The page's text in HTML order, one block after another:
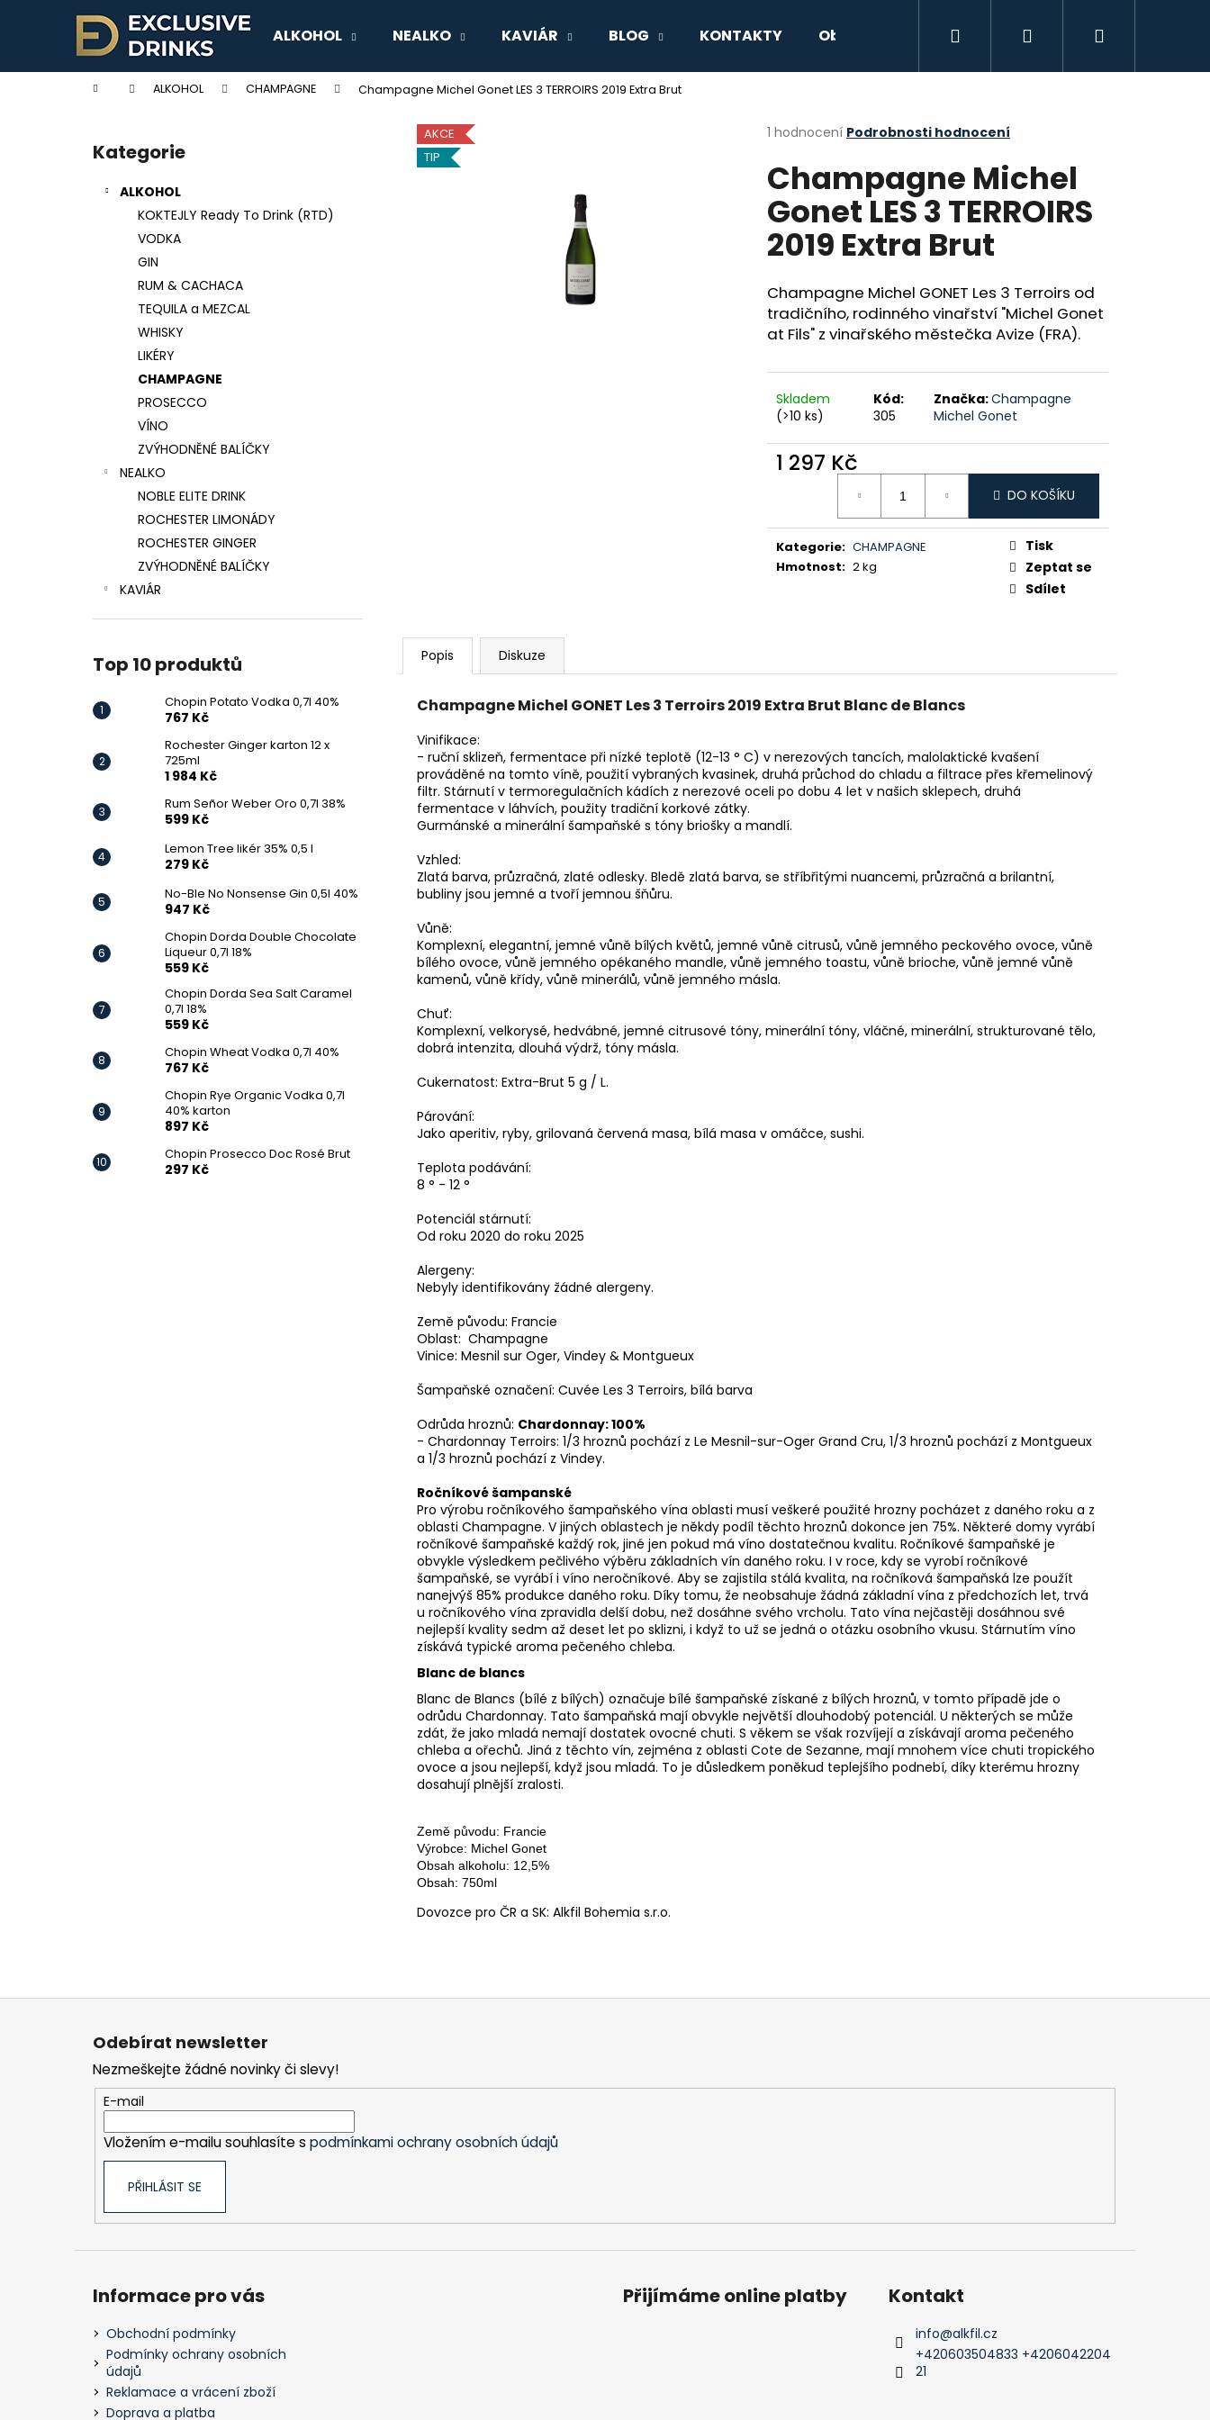
ALKOHOL NEALKO KAVIÁR BLOG KONTAKTY Obchodní podmínky Podmínky ochrany
Přihlášení
Domů ALKOHOL CHAMPAGNE Champagne Michel Gonet LES 3 TERROIRS 2019 Extra Brut
Přeskočit
kategorie
Kategorie
ALKOHOL
KOKTEJLY Ready To Drink (RTD)
VODKA
GIN
RUM & CACHACA
TEQUILA a MEZCAL
WHISKY
LIKÉRY
CHAMPAGNE
PROSECCO
VÍNO
ZVÝHODNĚNÉ BALÍČKY
NEALKO
NOBLE ELITE DRINK
ROCHESTER LIMONÁDY
ROCHESTER GINGER
ZVÝHODNĚNÉ BALÍČKY
KAVIÁR
Top 10 produktů
Chopin Potato Vodka 0,7l 40%
767 Kč
Rochester Ginger karton 12 x
725ml
1 984 Kč
Rum Señor Weber Oro 0,7l 38%
599 Kč
Lemon Tree likér 35% 0,5 l
279 Kč
No-Ble No Nonsense Gin 0,5l 40%
947 Kč
Chopin Dorda Double Chocolate
Liqueur 0,7l 18%
559 Kč
Chopin Dorda Sea Salt Caramel
0,7l 18%
559 Kč
Chopin Wheat Vodka 0,7l 40%
767 Kč
Chopin Rye Organic Vodka 0,7l
40% karton
897 Kč
Chopin Prosecco Doc Rosé Brut
297 Kč
Průměrné
produktu
je
5,0
z
5
hvězdiček.
1 hodnocení Podrobnosti hodnocení
Champagne Michel
Gonet LES 3 TERROIRS
2019 Extra Brut
Champagne Michel GONET Les 3 Terroirs od
tradičního, rodinného vinařství "Michel Gonet
at Fils" z vinařského městečka Avize (FRA).
Skladem
(>10 ks)
Kód:
305
Značka:Champagne
Michel Gonet
1 297 Kč
DO KOŠÍKU
Kategorie: CHAMPAGNE
Hmotnost: 2 kg
Tisk
Zeptat se
Sdílet
AKCE
TIP
Popis Diskuze
Champagne Michel GONET Les 3 Terroirs 2019 Extra Brut Blanc de Blancs
Vinifikace:
- ruční sklizeň, fermentace při nízké teplotě (12-13 ° C) v nerezových tancích, malolaktické kvašení
prováděné na tomto víně, použití vybraných kvasinek, druhá průchod do chladu a filtrace přes křemelinový
filtr. Stárnutí v termoregulačních kádích z nerezové oceli po dobu 4 let v našich sklepech, druhá
fermentace v láhvích, použity tradiční korkové zátky.
Gurmánské a minerální šampaňské s tóny briošky a mandlí.
Vzhled:
Zlatá barva, průzračná, zlaté odlesky. Bledě zlatá barva, se stříbřitými nuancemi, průzračná a brilantní,
bubliny jsou jemné a tvoří jemnou šňůru.
Vůně:
Komplexní, elegantní, jemné vůně bílých květů, jemné vůně citrusů, vůně jemného peckového ovoce, vůně
bílého ovoce, vůně jemného opékaného mandle, vůně jemného toastu, vůně brioche, vůně jemné vůně
kamenů, vůně křídy, vůně minerálů, vůně jemného másla.
Chuť:
Komplexní, velkorysé, hedvábné, jemné citrusové tóny, minerální tóny, vláčné, minerální, strukturované tělo,
dobrá intenzita, dlouhá výdrž, tóny másla.
Cukernatost: Extra-Brut 5 g / L.
Párování:
Jako aperitiv, ryby, grilovaná červená masa, bílá masa v omáčce, sushi.
Teplota podávání:
8 ° - 12 °
Potenciál stárnutí:
Od roku 2020 do roku 2025
Alergeny:
Nebyly identifikovány žádné alergeny.
Země původu: Francie
Oblast: Champagne
Vinice: Mesnil sur Oger, Vindey & Montgueux
Šampaňské označení: Cuvée Les 3 Terroirs, bílá barva
Odrůda hroznů: Chardonnay: 100%
- Chardonnay Terroirs: 1/3 hroznů pochází z Le Mesnil-sur-Oger Grand Cru, 1/3 hroznů pochází z Montgueux
a 1/3 hroznů pochází z Vindey.
Ročníkové šampanské
Pro výrobu ročníkového šampaňského vína oblasti musí veškeré použité hrozny pocházet z daného roku a z
oblasti Champagne. V jiných oblastech je někdy podíl těchto hroznů dokonce jen 75%. Některé domy vyrábí
ročníkové šampaňské každý rok, jiné jen pokud má víno dostatečnou kvalitu. Ročníkové šampaňské je
obvykle výsledkem pečlivého výběru základních vín daného roku. I v roce, kdy se vyrobí ročníkové
šampaňské, se vyrábí i víno neročníkové. Aby se zajistila stálá kvalita, na ročníková šampaňská lze použít
nanejvýš 85% produkce daného roku. Díky tomu, že neobsahuje žádná základní vína z předchozích let, trvá
u ročníkového vína zpravidla delší dobu, než dosáhne svého vrcholu. Tato vína nejčastěji dosáhnou své
nejlepší kvality sedm až deset let po sklizni, i když to už se jedná o otázku osobního vkusu. Stárnutím víno
získává typické aroma pečeného chleba.
Blanc de blancs
Blanc de Blancs (bílé z bílých) označuje bílé šampaňské získané z bílých hroznů, v tomto případě jde o
odrůdu Chardonnay. Tato šampaňská mají obvykle největší dlouhodobý potenciál. U některých se může
zdát, že jako mladá nemají dostatek ovocné chuti. S věkem se však rozvíjejí a získávají aroma pečeného
chleba a ořechů. Jiná z těchto vín, zejména z oblasti Cote de Sezanne, mají mnohem více chuti tropického
ovoce a jsou nejlepší, když jsou mladá. To je důsledkem poněkud teplejšího podnebí, díky kterému hrozny
dosahují plnější zralosti.
Země původu: Francie
Výrobce: Michel Gonet
Obsah alkoholu: 12,5%
Obsah: 750ml
Dovozce pro ČR a SK: Alkfil Bohemia s.r.o.
í
Zpět
do
Zpět
do
Co potřebujete najít?
Doporučujeme
Následující
CHOPIN POTATO VODKA 0,7L 40%
767 Kč
RUM SEÑOR WEBER ORO 0,7L 38%
Odebírat newsletter
Nezmeškejte žádné novinky či slevy!
E-mail
Vložením e-mailu souhlasíte s podmínkami ochrany osobních údajů
PŘIHLÁSIT SE
Informace pro vás
Obchodní podmínky
Podmínky ochrany osobních
údajů
Reklamace a vrácení zboží
Doprava a platba
Přijímáme online platby Kontakt
info@alkfil.cz
+420603504833 +4206042204
21